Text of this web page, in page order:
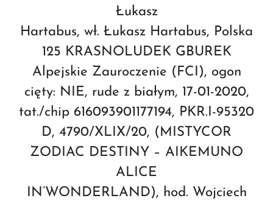
Łukasz
Hartabus, wł. Łukasz Hartabus, Polska
125 KRASNOLUDEK GBUREK
Alpejskie Zauroczenie (FCI), ogon
cięty: NIE, rude z białym, 17-01-2020,
tat./chip 616093901177194, PKR.I-95320
D, 4790/XLIX/20, (MISTYCOR
ZODIAC DESTINY – AIKEMUNO
ALICE
IN’WONDERLAND), hod. Wojciech